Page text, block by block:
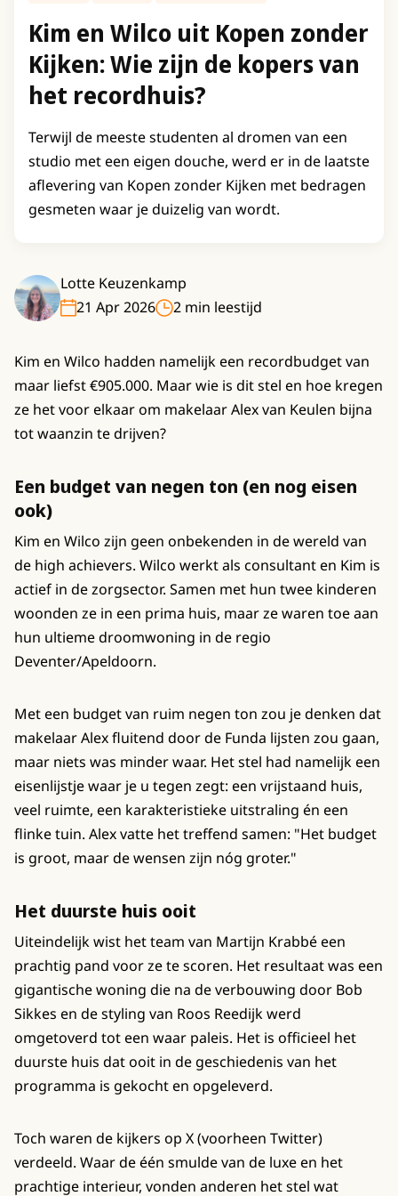
Kim en Wilco uit Kopen zonder
Kijken: Wie zijn de kopers van
het recordhuis?
Terwijl de meeste studenten al dromen van een
studio met een eigen douche, werd er in de laatste
aflevering van Kopen zonder Kijken met bedragen
gesmeten waar je duizelig van wordt.
Lotte Keuzenkamp
21 Apr 2026
2 min leestijd
Kim en Wilco hadden namelijk een recordbudget van
maar liefst €905.000. Maar wie is dit stel en hoe kregen
ze het voor elkaar om makelaar Alex van Keulen bijna
tot waanzin te drijven?
Een budget van negen ton (en nog eisen
ook)
Kim en Wilco zijn geen onbekenden in de wereld van
de high achievers. Wilco werkt als consultant en Kim is
actief in de zorgsector. Samen met hun twee kinderen
woonden ze in een prima huis, maar ze waren toe aan
hun ultieme droomwoning in de regio
Deventer/Apeldoorn.
Met een budget van ruim negen ton zou je denken dat
makelaar Alex fluitend door de Funda lijsten zou gaan,
maar niets was minder waar. Het stel had namelijk een
eisenlijstje waar je u tegen zegt: een vrijstaand huis,
veel ruimte, een karakteristieke uitstraling én een
flinke tuin. Alex vatte het treffend samen: "Het budget
is groot, maar de wensen zijn nóg groter."
Het duurste huis ooit
Uiteindelijk wist het team van Martijn Krabbé een
prachtig pand voor ze te scoren. Het resultaat was een
gigantische woning die na de verbouwing door Bob
Sikkes en de styling van Roos Reedijk werd
omgetoverd tot een waar paleis. Het is officieel het
duurste huis dat ooit in de geschiedenis van het
programma is gekocht en opgeleverd.
Toch waren de kijkers op X (voorheen Twitter)
verdeeld. Waar de één smulde van de luxe en het
prachtige interieur, vonden anderen het stel wat